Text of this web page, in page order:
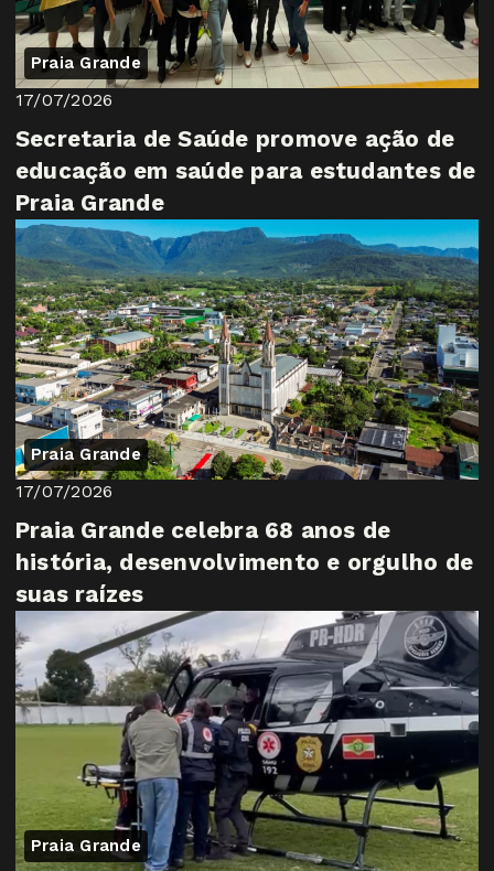
Praia Grande
17/07/2026
Secretaria de Saúde promove ação de
educação em saúde para estudantes de
Praia Grande
Praia Grande
17/07/2026
Praia Grande celebra 68 anos de
história, desenvolvimento e orgulho de
suas raízes
Praia Grande